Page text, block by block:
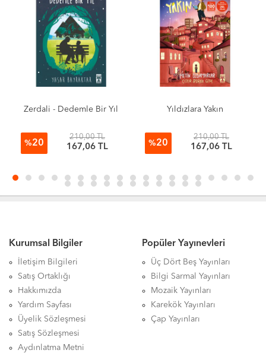
Zerdali - Dedemle Bir Yıl
%20
210,00 TL
167,06 TL
Yıldızlara Yakın
%20
210,00 TL
167,06 TL
Kurumsal Bilgiler
İletişim Bilgileri
Satış Ortaklığı
Hakkımızda
Yardım Sayfası
Üyelik Sözleşmesi
Satış Sözleşmesi
Aydınlatma Metni
Popüler Yayınevleri
Üç Dört Beş Yayınları
Bilgi Sarmal Yayınları
Mozaik Yayınları
Karekök Yayınları
Çap Yayınları